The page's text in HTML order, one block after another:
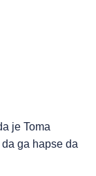
je Toma
ga hapse da